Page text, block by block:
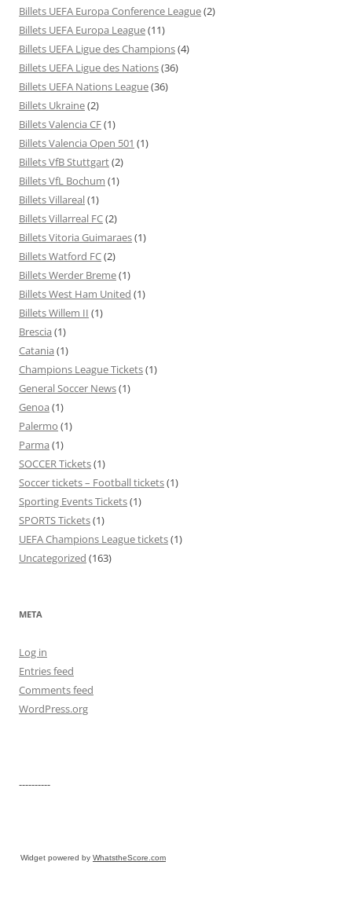
Billets UEFA Europa Conference League(2)
Billets UEFA Europa League(11)
Billets UEFA Ligue des Champions(4)
Billets UEFA Ligue des Nations(36)
Billets UEFA Nations League(36)
Billets Ukraine(2)
Billets Valencia CF(1)
Billets Valencia Open 501 (1)
Billets VfB Stuttgart(2)
Billets VfL Bochum (1)
Billets Villareal(1)
Billets Villarreal FC(2)
Billets Vitoria Guimaraes(1)
Billets Watford FC(2)
Billets Werder Breme(1)
Billets West Ham United (1)
Billets Willem II (1)
Brescia (1)
Catania (1)
Champions League Tickets(1)
General Soccer News(1)
Genoa (1)
Palermo (1)
Parma (1)
SOCCER Tickets(1)
Soccer tickets – Football tickets(1)
Sporting Events Tickets(1)
SPORTS Tickets(1)
UEFA Champions League tickets(1)
Uncategorized (163)
META
Log in
Entries feed
Comments feed
WordPress.org
----------
Widget powered by WhatstheScore.com